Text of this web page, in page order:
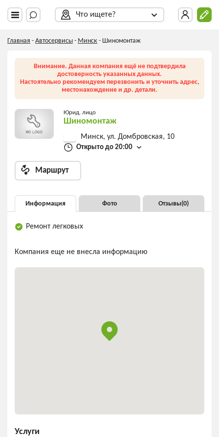
Что ищете?
Главная - Автосервисы - Минск - Шиномонтаж
Внимание. Данная компания ещё не подтвердила
достоверность указанных данных.
Настоятельно рекомендуем перезвонить и уточнить адрес,
местонахождение и др. детали.
Юрид. лицо
Шиномонтаж
Минск, ул. Домбровская, 10
Открыто до 20:00
Маршрут
Информация Фото Отзывы(0)
Ремонт легковых
Компания еще не внесла информацию
Услуги